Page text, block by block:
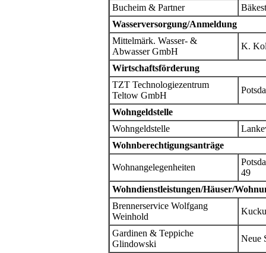
Bucheim & Partner
Wasserversorgung/Anmeldung
Mittelmärk. Wasser- &
Abwasser GmbH
K.
Wirtschaftsförderung
TZT Technologiezentrum
Teltow GmbH
Wohngeldstelle
Wohngeldstelle
Wohnberechtigungsanträge
Wohnangelegenheiten
49
Wohndienstleistungen/Häuser/
Brennerservice Wolfgang
Weinhold
Gardinen & Teppiche
Glindowski
Neue